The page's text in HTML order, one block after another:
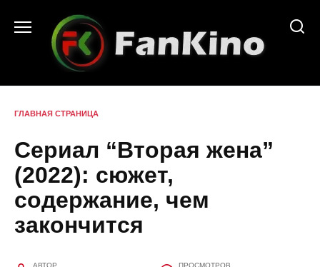
содержанию
ГЛАВНАЯ СТРАНИЦА
Сериал “Вторая жена”
(2022): сюжет,
содержание, чем
закончится
АВТОР ПРОСМОТРОВ